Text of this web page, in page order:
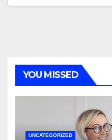
YOU MISSED
UNCATEGORIZED